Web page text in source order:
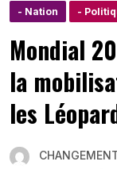
- Nation -
Mondial
la
les